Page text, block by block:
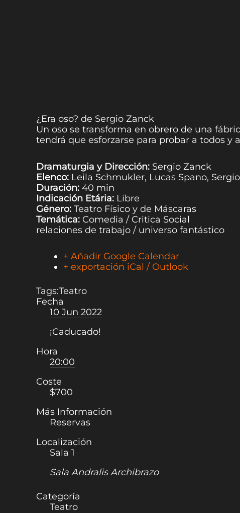
¿Era oso? de Sergio Zanck
Un oso se transforma en obrero de una
tendrá que esforzarse para probar a todos y
Dramaturgia y Dirección: Sergio Zanck
Elenco: Leila Schmukler, Lucas Spano,
Duración: 40 min
Indicación Etária: Libre
Género: Teatro Físico y de Máscaras
Temática: Comedia / Critica Social
relaciones de trabajo / universo fantástico
+ Añadir Google Calendar
+ exportación iCal / Outlook
Tags:Teatro
Fecha
10 Jun 2022
¡Caducado!
Hora
20:00
Coste
$700
Más Información
Reservas
Localización
Sala 1
Sala Andralis Archibrazo
Categoría
Teatro